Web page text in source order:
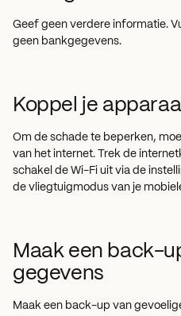
Geef geen verdere informatie.
geen bankgegevens.
Koppel je
Om de schade te beperken,
van het internet. Trek de
schakel de Wi-Fi uit via de
de vliegtuigmodus van je
Maak een back-
gegevens
Maak een back-up van